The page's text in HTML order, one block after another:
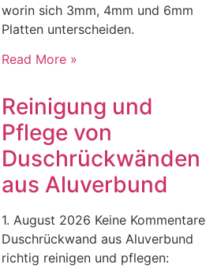
worin sich 3mm, 4mm und 6mm
Platten unterscheiden.
Read More »
Reinigung und
Pflege von
Duschrückwänden
aus Aluverbund
1. August 2026 Keine Kommentare
Duschrückwand aus Aluverbund
richtig reinigen und pflegen: